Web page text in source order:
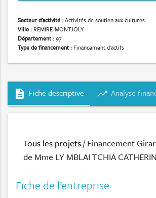
Secteur d'activité :Activités de soutien aux cultures
Ville : REMIRE-MONTJOLY
Département :97
Type de financement : Financement d'actifs
description Fiche descriptive trending_up Analyse
Tous les projets/ Financement
de Mme LY MBLAI TCHIA
Fiche de l’entreprise